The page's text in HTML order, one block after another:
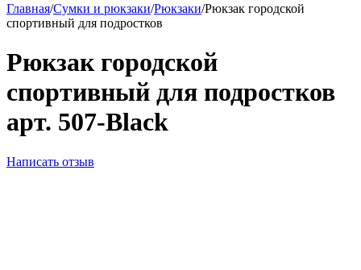
Главная/Сумки и рюкзаки/Рюкзаки/Рюкзак городской
спортивный для подростков
Рюкзак городской
спортивный для подростков
арт. 507-Black
Написать отзыв